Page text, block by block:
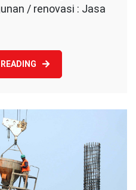
/ renovasi : Jasa